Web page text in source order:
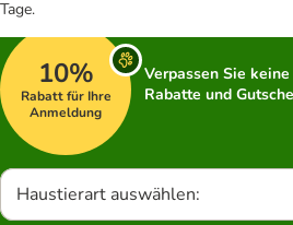
Tage.
10%
Rabatt für Ihre
Anmeldung
Verpassen Sie
Rabatte und
Haustierart auswählen: